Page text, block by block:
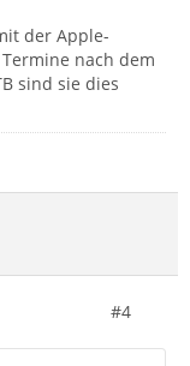
der Apple-
nach dem
sind sie dies
#4